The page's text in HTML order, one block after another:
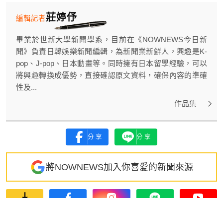
莊婷伃
編輯記者
畢業於世新大學新聞學系，目前在《NOWNEWS今日新
聞》負責日韓娛樂新聞編輯，為新聞業新鮮人，興趣是K-
pop、J-pop、日本動畫等。同時擁有日本留學經驗，可以
將興趣轉換成優勢，直接確認原文資料，確保內容的準確
性及...
作品集
分享 分享
將NOWNEWS加入你喜愛的新聞來源